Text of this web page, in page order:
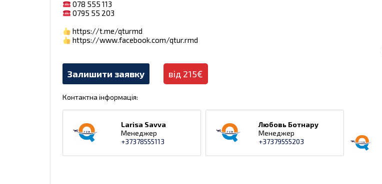
078 555 113
0795 55 203
https://t.me/qturmd
https://www.facebook.com/qtur.rmd
Залишити заявку від 215€
Контактна інформація:
Larisa Savva
Менеджер
+37378555113
Любовь Ботнару
Менеджер
+37379555203